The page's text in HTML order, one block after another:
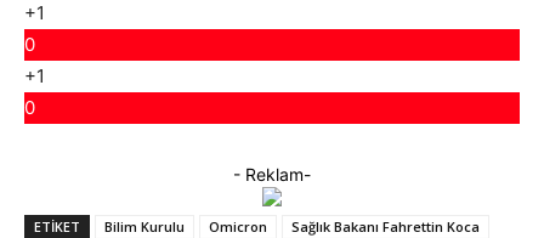
+1
0
+1
0
- Reklam-
ETIKET Bilim Kurulu Omicron Sağlık Bakanı Fahrettin Koca